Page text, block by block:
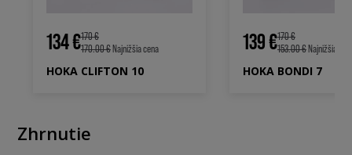
134 €170 €
170.00 €Najnižšia cena
HOKA CLIFTON 10
139 €170 €
153.00 €Najnižšia
HOKA BONDI 7
Zhrnutie